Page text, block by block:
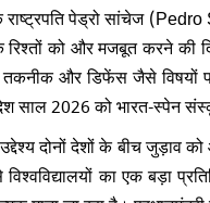
पेड्रो सांचेज
को और मजबूत करने की
तकनीक और डिफेंस जैसे विषयों
साल 2026 को भारत-स्पेन
दोनों देशों के बीच जुड़ाव
का एक बड़ा